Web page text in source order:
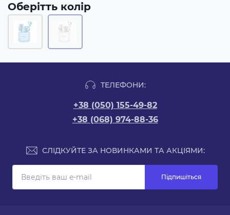
Оберітть колір
ТЕЛЕФОНИ:
+38 (050) 155-49-82
+38 (068) 974-88-36
СЛІДКУЙТЕ ЗА НОВИНКАМИ ТА АКЦІЯМИ:
Підпишіться